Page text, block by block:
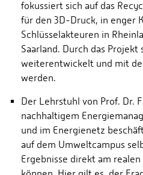
fokussiert sich auf das
für den 3D-Druck, in enger
Schlüsselakteuren in
Saarland. Durch das
weiterentwickelt und mit
werden.
Der Lehrstuhl von Prof. Dr.
nachhaltigem
und im Energienetz
auf dem Umweltcampus
Ergebnisse direkt am